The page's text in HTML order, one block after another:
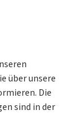
über unsere
Die
sind in der